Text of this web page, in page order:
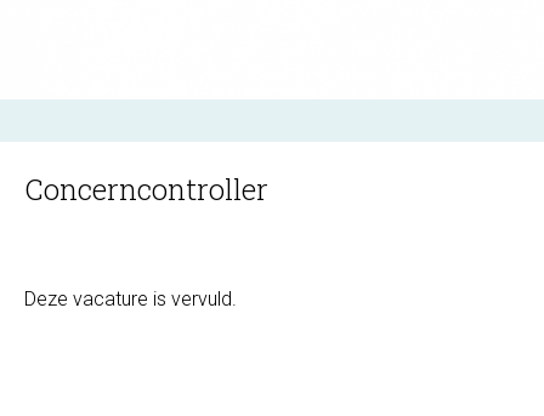
Concerncontroller
Deze vacature is vervuld.